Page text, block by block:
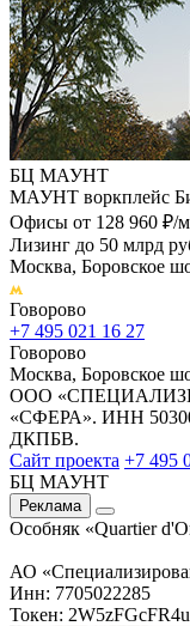
БЦ МАУНТ
МАУНТ воркплейс
Офисы от 128 960 ₽/
Лизинг до 50 млрд
Москва, Боровское
Говорово
+7 495 021 16 27
Говорово
Москва, Боровское
ООО
«СФЕРА». ИНН
ДКПБВ.
Сайт проекта +7 495
БЦ МАУНТ
Реклама
Особняк «Quartier
АО
Инн: 7705022285
Токен: 2W5zFGcFR4u